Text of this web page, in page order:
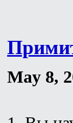
May 8,